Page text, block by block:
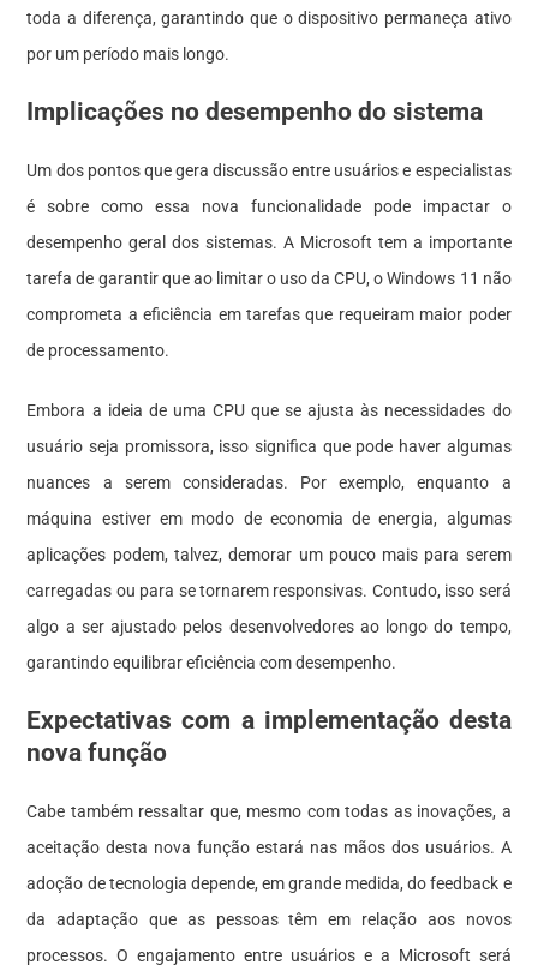
toda a diferença, garantindo que o dispositivo permaneça ativo
por um período mais longo.
Implicações no desempenho do sistema
Um dos pontos que gera discussão entre usuários e especialistas
é sobre como essa nova funcionalidade pode impactar o
desempenho geral dos sistemas. A Microsoft tem a importante
tarefa de garantir que ao limitar o uso da CPU, o Windows 11 não
comprometa a eficiência em tarefas que requeiram maior poder
de processamento.
Embora a ideia de uma CPU que se ajusta às necessidades do
usuário seja promissora, isso significa que pode haver algumas
nuances a serem consideradas. Por exemplo, enquanto a
máquina estiver em modo de economia de energia, algumas
aplicações podem, talvez, demorar um pouco mais para serem
carregadas ou para se tornarem responsivas. Contudo, isso será
algo a ser ajustado pelos desenvolvedores ao longo do tempo,
garantindo equilibrar eficiência com desempenho.
Expectativas com a implementação desta
nova função
Cabe também ressaltar que, mesmo com todas as inovações, a
aceitação desta nova função estará nas mãos dos usuários. A
adoção de tecnologia depende, em grande medida, do feedback e
da adaptação que as pessoas têm em relação aos novos
processos. O engajamento entre usuários e a Microsoft será